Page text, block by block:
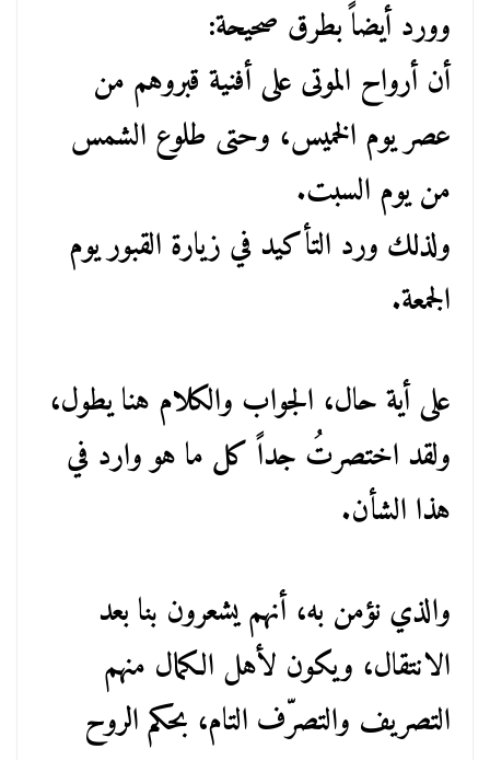
وورد أيضاً بطرق صحيحة:
أن أرواح الموتى على أفنية قبروهم من
عصر يوم الخميس، وحتى طلوع الشمس
من يوم السبت.
ولذلك ورد التأكيد في زيارة القبور يوم
الجمعة.
على أية حال، الجواب والكلام هنا يطول،
ولقد اختصرتُ جداً كل ما هو وارد في
هذا الشأن.
والذي نؤمن به، أنهم يشعرون بنا بعد
الانتقال، ويكون لأهل الكمال منهم
التصريف والتصرّف التام، بحكم الروح